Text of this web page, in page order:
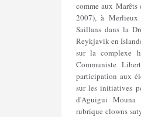
comme aux Marêts
2007), à
Saillans dans la
Reykjavik en
sur la complexe
Communiste
participation aux
sur les initiatives
d'Aguigui
rubrique clowns